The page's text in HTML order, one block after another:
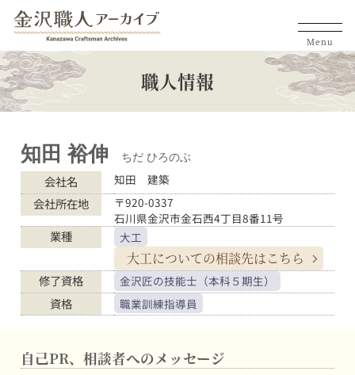
Menu
職人情報
知田 裕伸 ちだ ひろのぶ
会社名 知田 建築
会社所在地
〒920-0337
石川県金沢市金石西4丁目8番11号
業種 大工
大工についての相談先はこちら
修了資格 金沢匠の技能士（本科５期生）
資格 職業訓練指導員
自己PR、相談者へのメッセージ